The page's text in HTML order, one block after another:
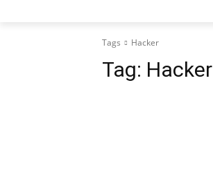
Tags Hacker
Tag: Hacker